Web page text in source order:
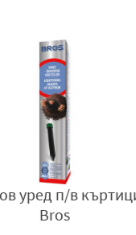
да се съхранява
проблеми място.
се използва в
с нищо по време на
с метални
в близост до
ръкавици
веществото в очите,
върху
или изхвърляйте
уред п/в къртици
Bros